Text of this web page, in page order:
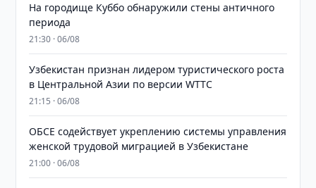
На городище Куббо обнаружили стены античного
периода
21:30 · 06/08
Узбекистан признан лидером туристического роста
в Центральной Азии по версии WTTC
21:15 · 06/08
ОБСЕ содействует укреплению системы управления
женской трудовой миграцией в Узбекистане
21:00 · 06/08